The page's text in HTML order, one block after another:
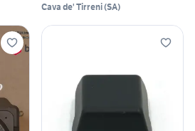
Cava de' Tirreni(SA)